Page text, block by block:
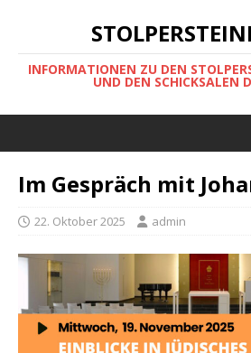
INFORMATIONEN ZU DEN
UND DEN SCHICKSALEN
Im Gespräch mit
22. Oktober 2025 admin